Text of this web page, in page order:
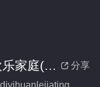
 分享
美国第一欢乐家庭(全集)